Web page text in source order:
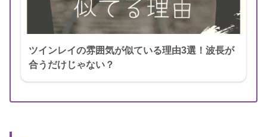
ツインレイの雰囲気が似ている理由3選！波長が
合うだけじゃない？